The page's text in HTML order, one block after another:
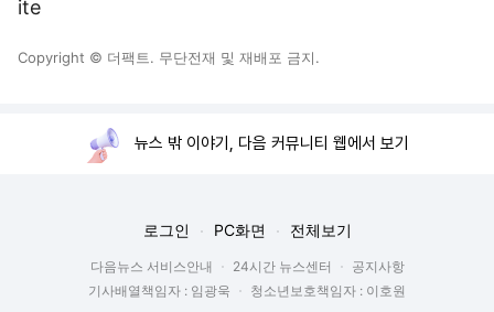
ite
Copyright © 더팩트. 무단전재 및 재배포 금지.
뉴스 밖 이야기, 다음 커뮤니티 웹에서 보기
로그인 PC화면 전체보기
다음뉴스 서비스안내 24시간 뉴스센터
공지사항
기사배열책임자 : 임광욱
청소년보호책임자 : 이호원